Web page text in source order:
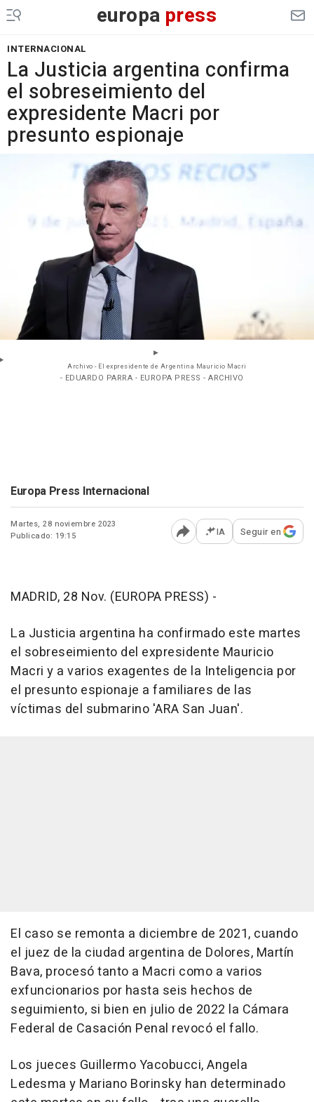
europa press
INTERNACIONAL
La Justicia argentina confirma
el sobreseimiento del
expresidente Macri por
presunto espionaje
Archivo - El expresidente de Argentina Mauricio Macri
- EDUARDO PARRA - EUROPA PRESS - ARCHIVO
Europa Press Internacional
Martes, 28 noviembre 2023
Publicado: 19:15
Abrir opciones para
IA Seguir en
MADRID, 28 Nov. (EUROPA PRESS) -
La Justicia argentina ha confirmado este martes
el sobreseimiento del expresidente Mauricio
Macri y a varios exagentes de la Inteligencia por
el presunto espionaje a familiares de las
víctimas del submarino 'ARA San Juan'.
El caso se remonta a diciembre de 2021, cuando
el juez de la ciudad argentina de Dolores, Martín
Bava, procesó tanto a Macri como a varios
exfuncionarios por hasta seis hechos de
seguimiento, si bien en julio de 2022 la Cámara
Federal de Casación Penal revocó el fallo.
Los jueces Guillermo Yacobucci, Angela
Ledesma y Mariano Borinsky han determinado